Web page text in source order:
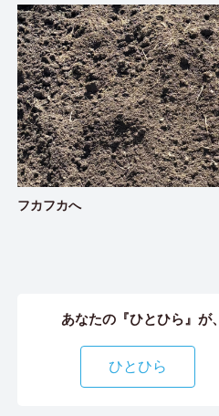
フカフカへ
あなたの『ひとひら』が
ひとひら